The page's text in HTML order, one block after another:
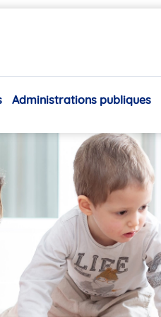
Administrations publiques